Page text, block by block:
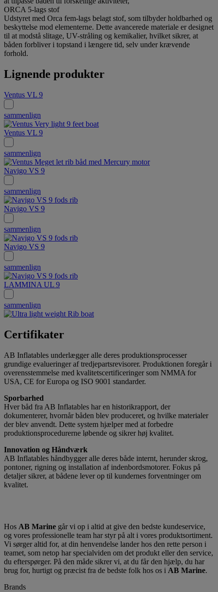
ORCA 5-lags stof
Udstyret med Orca fem-lags belagt stof, som tilbyder holdbarhed og
beskyttelse mod elementerne. Dette avancerede materiale er designet
til at modstå slitage, UV-stråling og kemikalier, hvilket sikrer, at
båden forbliver i topstand i længere tid, selv under krævende
forhold.
Lignende produkter
Ventus VL 9
sammenlign
Ventus VL 9
sammenlign
Navigo VS 9
sammenlign
Navigo VS 9
sammenlign
Navigo VS 9
sammenlign
LAMMINA UL 9
sammenlign
Certifikater
AB Inflatables underlægger alle deres produktionsprocesser
grundige evalueringer af tredjepartsrevisorer. Produktionen foregår i
overensstemmelse med kvalitetscertificeringer som NMMA for
USA, CE for Europa og ISO 9001 standarder.
Sporbarhed
Hver båd fra AB Inflatables har en historikrapport, der
dokumenterer, hvornår båden blev produceret, og hvilke materialer
der blev anvendt. Dette system hjælper med at forbedre
produktionsprocedurerne løbende og sikrer høj kvalitet.
Innovation og Håndværk
AB Inflatables håndbygger alle deres både internt, herunder skrog,
pontoner, rigning og installation af indenbordsmotorer. Fokus på
detaljer sikrer, at bådene lever op til kundernes forventninger om
kvalitet.
Hos AB Marine går vi op i altid at give den bedste kundeservice,
og vores professionelle team har styr på alt i vores produktsortiment.
Vi sørger altid for, at din henvendelse lander hos den rette person i
teamet, som netop har specialviden om det produkt eller den service,
du efterspørger. På den måde sikrer vi, at du får den hjælp, du har
brug for, hurtigt og præcist fra de bedste folk hos os i AB Marine.
Brands